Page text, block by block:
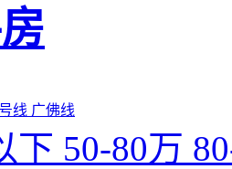
线 广佛线
下 50-80万